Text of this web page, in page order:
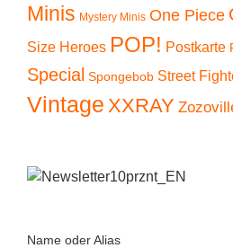
Minis Mystery Minis One Piece
Size Heroes POP! Postkarte
Special Spongebob Street
Vintage XXRAY
Name oder Alias